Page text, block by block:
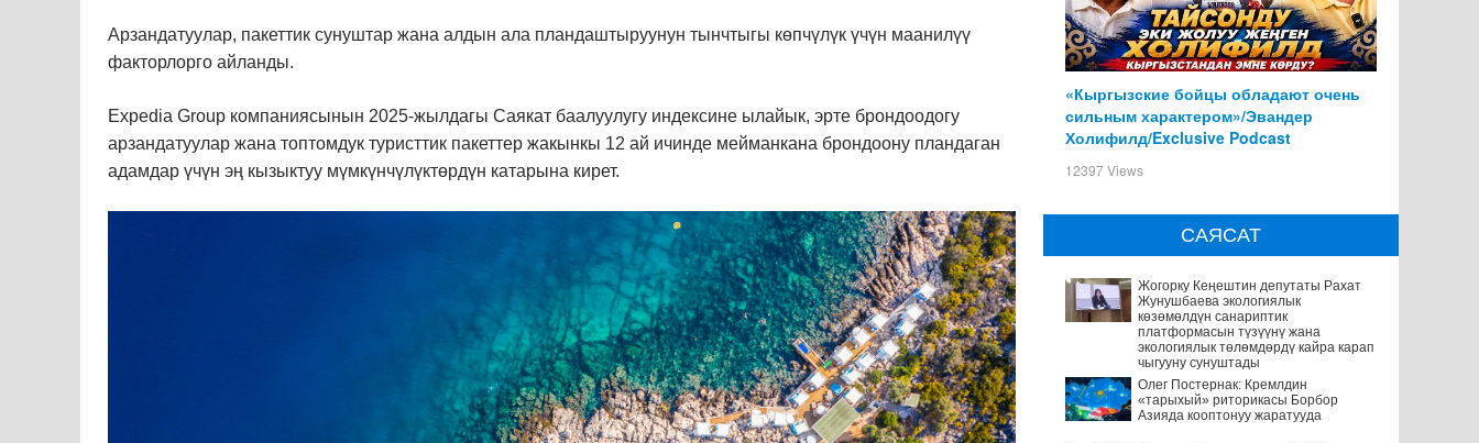
Арзандатуулар, пакеттик сунуштар жана алдын ала пландаштыруунун тынчтыгы көпчүлүк үчүн маанилүү
факторлорго айланды.
Expedia Group компаниясынын 2025-жылдагы Саякат баалуулугу индексине ылайык, эрте брондоодогу
арзандатуулар жана топтомдук туристтик пакеттер жакынкы 12 ай ичинде мейманкана брондоону пландаган
адамдар үчүн эң кызыктуу мүмкүнчүлүктөрдүн катарына кирет.
«Кыргызские бойцы обладают очень
сильным характером»/Эвандер
Холифилд/Exclusive Podcast
12397 Views
САЯСАТ
Жогорку Кеңештин депутаты Рахат
Жунушбаева экологиялык
көзөмөлдүн санариптик
платформасын түзүүнү жана
экологиялык төлөмдөрдү кайра карап
чыгууну сунуштады
Олег Постернак: Кремлдин
«тарыхый» риторикасы Борбор
Азияда кооптонуу жаратууда